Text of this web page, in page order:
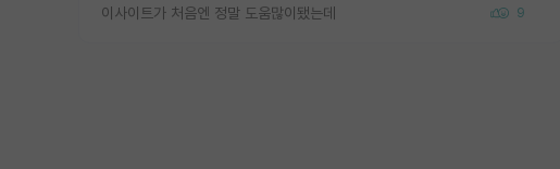
이사이트가 처음엔 정말 도움많이됐는데 9